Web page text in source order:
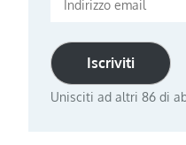
Iscriviti
Unisciti ad altri 86 di